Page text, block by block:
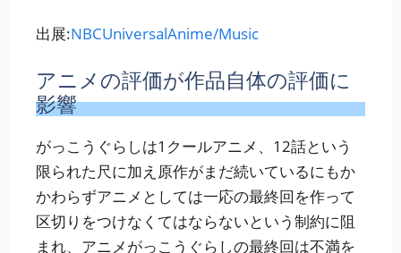
出展:NBCUniversalAnime/Music
アニメの評価が作品自体の評価に
影響
がっこうぐらしは1クールアニメ、12話という
限られた尺に加え原作がまだ続いているにもか
かわらずアニメとしては一応の最終回を作って
区切りをつけなくてはならないという制約に阻
まれ、アニメがっこうぐらしの最終回は不満を